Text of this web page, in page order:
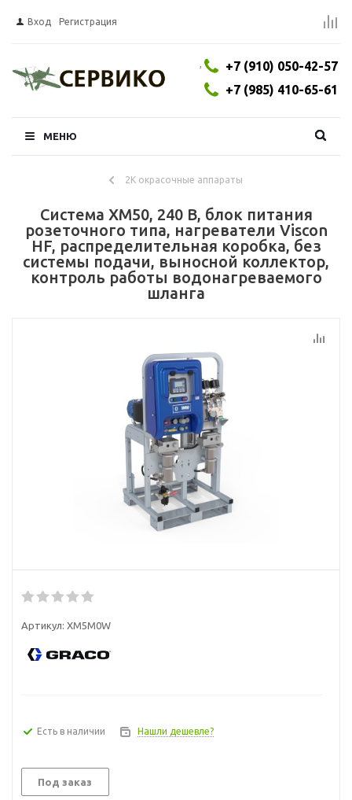
Вход Регистрация
+7 (910) 050-42-57
,
+7 (985) 410-65-61
МЕНЮ
2К окрасочные аппараты
Система XM50, 240 В, блок питания
розеточного типа, нагреватели Viscon
HF, распределительная коробка, без
системы подачи, выносной коллектор,
контроль работы водонагреваемого
шланга
Артикул: XM5M0W
Есть в наличии Нашли дешевле?
Под заказ